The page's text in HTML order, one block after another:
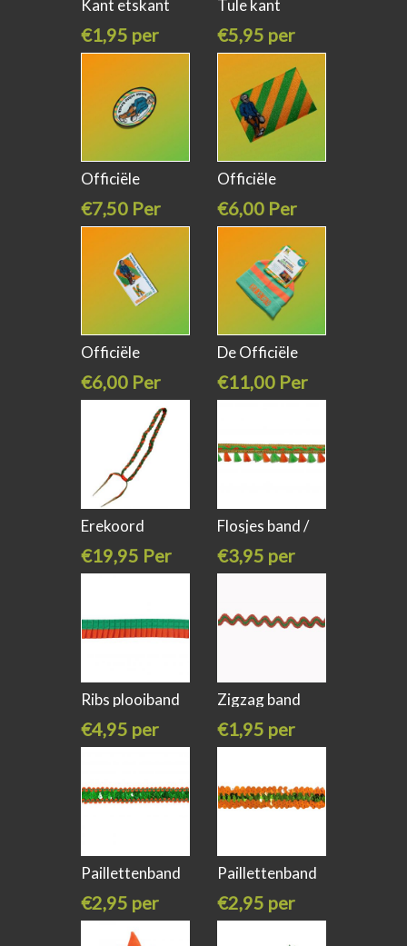
Kant etskant
€1,95 per
meter
Tule kant
€5,95 per
meter
Officiële
€7,50 Per
stuk
Officiële
€6,00 Per
stuk
Officiële
€6,00 Per
stuk
De Officiële
€11,00 Per
stuk
Erekoord
€19,95 Per
stuk
Flosjes band /
€3,95 per
meter
Ribs plooiband
€4,95 per
meter
Zigzag band
€1,95 per
meter
Paillettenband
€2,95 per
meter
Paillettenband
€2,95 per
meter